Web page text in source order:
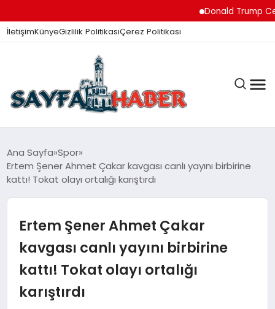
Donald Trump
İletişimKünyeGizlilik PolitikasıÇerez Politikası
ANA SAYFA
GÜNDEM
İZMIR HABERLERI
EĞITIM
Ana Sayfa Spor
Ertem Şener Ahmet Çakar kavgası canlı yayını birbirine
kattı! Tokat olayı ortalığı karıştırdı
Ertem Şener Ahmet Çakar
kavgası canlı yayını birbirine
kattı! Tokat olayı ortalığı
karıştırdı